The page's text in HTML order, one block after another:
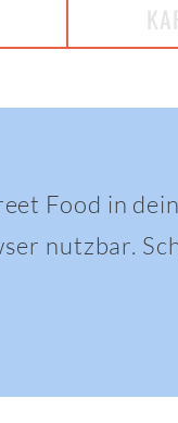
Food in
nutzbar.